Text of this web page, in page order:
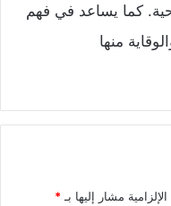
كما يساعد في فهم
منها
مشار إليها بـ *